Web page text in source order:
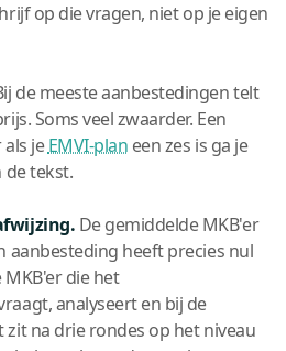
op die vragen, niet op je eigen
de meeste aanbestedingen telt
Soms veel zwaarder. Een
jeEMVI-plan een zes is ga je
de tekst.
De gemiddelde MKB'er
aanbesteding heeft precies nul
die het
analyseert en bij de
na drie rondes op het niveau